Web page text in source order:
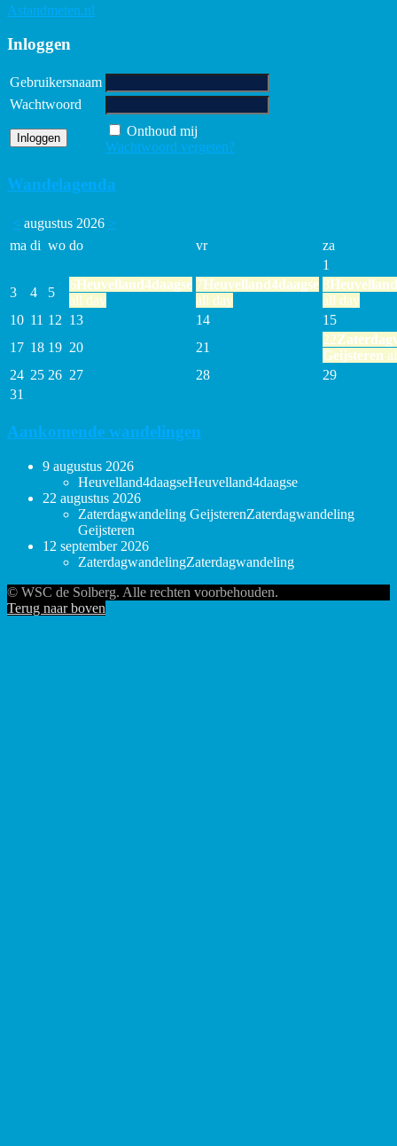
Astandmeten.nl
Inloggen
Gebruikersnaam
Wachtwoord
Onthoud mij
Wachtwoord vergeten?
Wandelagenda
< augustus 2026 >
ma di wo do vr
za
1
3
4 5
6Heuvelland4daagse
all day
7Heuvelland4daagse
all day
8
all day
10 11 12 13 14
15
17 18 19 20 21
22
Geijsteren
24 25 26 27 28
29
31
Aankomende wandelingen
9 augustus 2026
Heuvelland4daagseHeuvelland4daagse
22 augustus 2026
Zaterdagwandeling GeijsterenZaterdagwandeling
Geijsteren
12 september 2026
ZaterdagwandelingZaterdagwandeling
© WSC de Solberg. Alle rechten voorbehouden.
Terug naar boven